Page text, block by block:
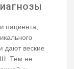
пациента,
дают веские
Тем не